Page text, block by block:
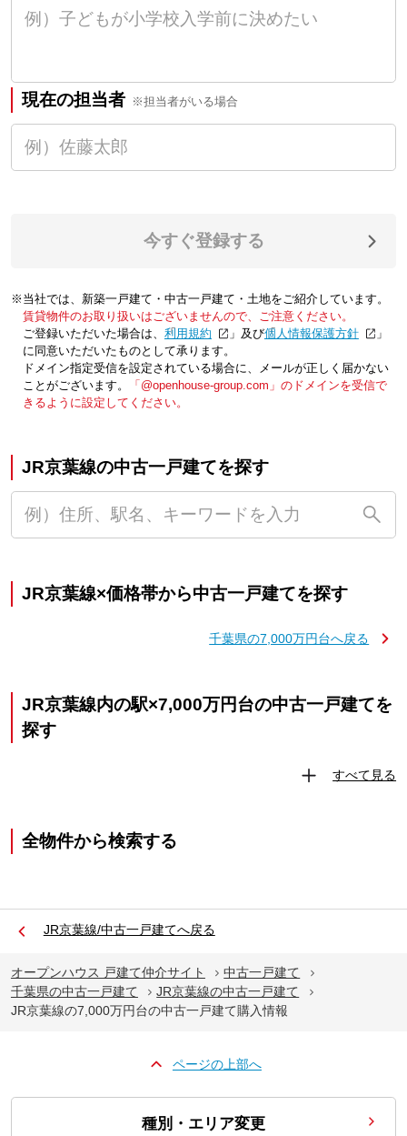
現在の担当者 ※担当者がいる場合
今すぐ登録する
※当社では、新築一戸建て・中古一戸建て・土地をご紹介しています。
賃貸物件のお取り扱いはございませんので、ご注意ください。
ご登録いただいた場合は、「利用規約 」及び「個人情報保護方針
」
に同意いただいたものとして承ります。
ドメイン指定受信を設定されている場合に、メールが正しく届かない
ことがございます。
「@openhouse-group.com」のドメインを受信で
きるように設定してください。
JR京葉線の中古一戸建てを探す
JR京葉線×価格帯から中古一戸建てを探す
千葉県の7,000万円台へ戻る
JR京葉線内の駅×7,000万円台の中古一戸建てを
探す
すべて見る
全物件から検索する
JR京葉線/中古一戸建てへ戻る
オープンハウス 戸建て仲介サイト
中古一戸建て
千葉県の中古一戸建て
JR京葉線の中古一戸建て
JR京葉線の7,000万円台の中古一戸建て購入情報
ページの上部へ
種別・エリア変更